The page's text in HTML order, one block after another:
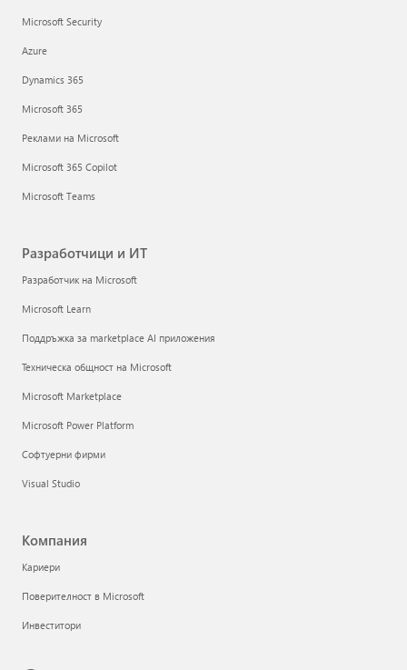
Microsoft Security
Azure
Dynamics 365
Microsoft 365
Реклами на Microsoft
Microsoft 365 Copilot
Microsoft Teams
Разработчици и ИТ
Разработчик на Microsoft
Microsoft Learn
Поддръжка за marketplace AI приложения
Техническа общност на Microsoft
Microsoft Marketplace
Microsoft Power Platform
Софтуерни фирми
Visual Studio
Компания
Кариери
Поверителност в Microsoft
Инвеститори